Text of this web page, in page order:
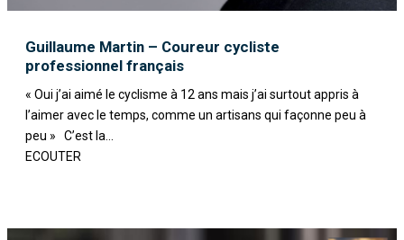
Guillaume Martin – Coureur cycliste
professionnel français
« Oui j’ai aimé le cyclisme à 12 ans mais j’ai surtout appris à
l’aimer avec le temps, comme un artisans qui façonne peu à
peu » C’est la...
ECOUTER